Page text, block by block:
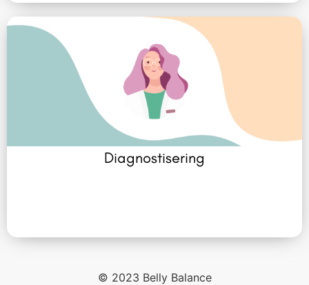
Diagnostisering
© 2023 Belly Balance